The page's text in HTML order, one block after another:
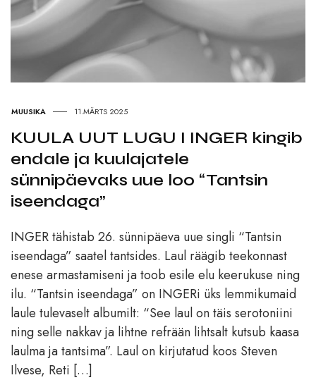
MUUSIKA 11.MÄRTS 2025
KUULA UUT LUGU I INGER kingib
endale ja kuulajatele
sünnipäevaks uue loo “Tantsin
iseendaga”
INGER tähistab 26. sünnipäeva uue singli “Tantsin
iseendaga” saatel tantsides. Laul räägib teekonnast
enese armastamiseni ja toob esile elu keerukuse ning
ilu. “Tantsin iseendaga” on INGERi üks lemmikumaid
laule tulevaselt albumilt: “See laul on täis serotoniini
ning selle nakkav ja lihtne refrään lihtsalt kutsub kaasa
laulma ja tantsima”. Laul on kirjutatud koos Steven
Ilvese, Reti […]